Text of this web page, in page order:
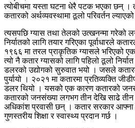
त्योबीचमा यस्ता घटना धेरै पटक भएका छन् ।
कतारको अर्थव्यवस्थामा ठूलो परिवर्तन
त्यसपछि ग्यास तथा तेलको उत्खनन्मा गरेको
निर्यातको लागि तयार गरिएका पूर्वाधारले
१९६६ मा तरल प्राकृतिक ग्यासले भरिएको
त्यो नै कतार ग्यासको लागि पहिलो ठूलो
डलरको उद्योगको सुरुवात भयो । जसले
पुर्यायो । २०२१ मा कतारमा प्रतिव्यक्ति
डलर थियो । यसको एक कारण कतारको
कतारको जनसंख्या लगभग तीन देखि साढे
अधिकांश प्रवासी छन् । कतार सरकार आफ्ना
गुणस्तरीय शिक्षा र स्वास्थ्य प्रदान गर्छ ।